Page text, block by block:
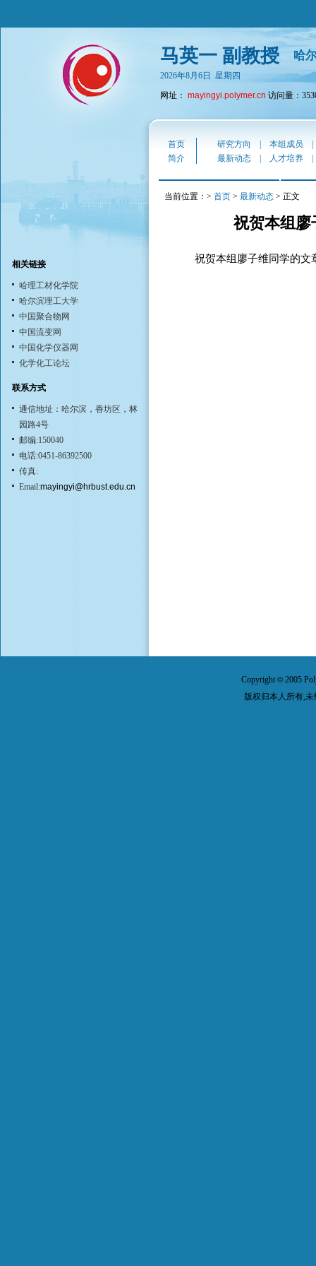
马英一 副教授 哈
2026年8月6日 星期四
网址： mayingyi.polymer.cn 访问量：
相关链接
哈理工材化学院
哈尔滨理工大学
中国聚合物网
中国流变网
中国化学仪器网
化学化工论坛
联系方式
通信地址：哈尔滨，香坊区，林
园路4号
邮编:150040
电话:0451-86392500
传真:
Email:mayingyi@hrbust.edu.cn
首页 研究方向 本组成员
简介
最新动态 人才培养
当前位置：> 首页 > 最新动态 > 正文
祝贺本组廖
祝贺本组廖子维同学的文
Copyright© 2005
版权归本人所有,